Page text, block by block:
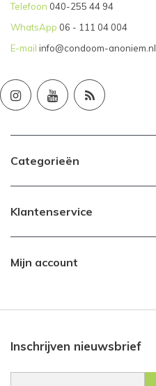
Telefoon 040-255 44 94
WhatsApp 06 - 111 04 004
E-mail info@condoom-anoniem.nl
Categorieën
Klantenservice
Mijn account
Inschrijven nieuwsbrief